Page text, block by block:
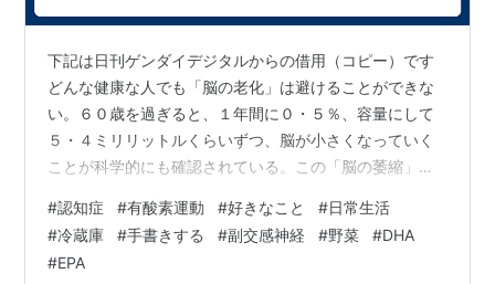
下記は日刊ゲンダイデジタルからの借用（コピー）です
どんな健康な人でも「脳の老化」は避けることができな
い。６０歳を過ぎると、１年間に０・５％、容量にして
５・４ミリリットルくらいずつ、脳が小さくなっていく
ことが科学的にも確認されている。この「脳の萎縮」は
くことで起こる。 では、なぜ年を取ると脳が萎縮するの
か。大脳研究の第一人者で京都大学名誉教授の久保田競
氏（医学博士）が言う。「その仕組みはまだよく分かっ
#認知症 #有酸素運動 #好きなこと #日常生活
#冷蔵庫 #手書きする #副交感神経 #野菜 #DHA
#EPA